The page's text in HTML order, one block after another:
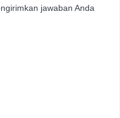
jawaban Anda